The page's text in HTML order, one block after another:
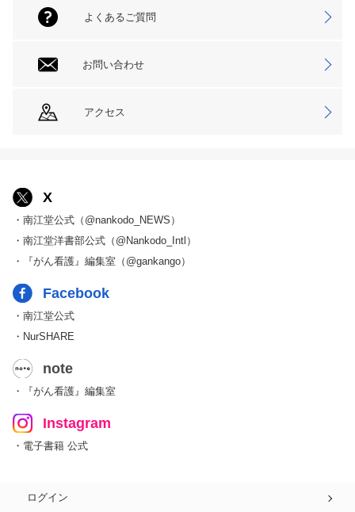
よくあるご質問
お問い合わせ
アクセス
X
・南江堂公式（@nankodo_NEWS）
・南江堂洋書部公式（@Nankodo_Intl）
・『がん看護』編集室（@gankango）
Facebook
・南江堂公式
・NurSHARE
note
・『がん看護』編集室
Instagram
・電子書籍 公式
ログイン